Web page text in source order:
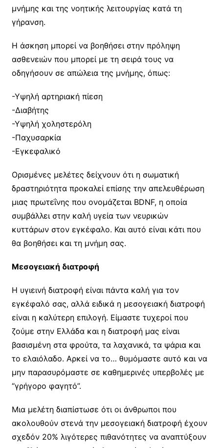
μνήμης και της νοητικής λειτουργίας κατά τη
γήρανση.
Η άσκηση μπορεί να βοηθήσει στην πρόληψη
ασθενειών που μπορεί με τη σειρά τους να
οδηγήσουν σε απώλεια της μνήμης, όπως:
-Υψηλή αρτηριακή πίεση
-Διαβήτης
-Υψηλή χοληστερόλη
-Παχυσαρκία
-Εγκεφαλικό
Ορισμένες μελέτες δείχνουν ότι η σωματική
δραστηριότητα προκαλεί επίσης την απελευθέρωση
μιας πρωτεΐνης που ονομάζεται BDNF, η οποία
συμβάλλει στην καλή υγεία των νευρικών
κυττάρων στον εγκέφαλο. Και αυτό είναι κάτι που
θα βοηθήσει και τη μνήμη σας.
Μεσογειακή διατροφή
Η υγιεινή διατροφή είναι πάντα καλή για τον
εγκέφαλό σας, αλλά ειδικά η μεσογειακή διατροφή
είναι η καλύτερη επιλογή. Είμαστε τυχεροί που
ζούμε στην Ελλάδα και η διατροφή μας είναι
βασισμένη στα φρούτα, τα λαχανικά, τα ψάρια και
το ελαιόλαδο. Αρκεί να το… θυμόμαστε αυτό και να
μην παρασυρόμαστε σε καθημερινές υπερβολές με
“γρήγορο φαγητό”.
Μια μελέτη διαπίστωσε ότι οι άνθρωποι που
ακολουθούν στενά την μεσογειακή διατροφή έχουν
σχεδόν 20% λιγότερες πιθανότητες να αναπτύξουν